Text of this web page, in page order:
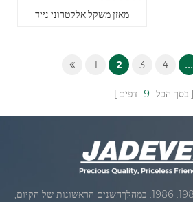
מאזן משקל אלקטרוני נייד
1 2 3 4 ...
בסך הכל 9 דפים
ג'אדברנוסדה בחודש יולי 1986. 1986. במהלךהשנים הראשונות של הקיום,